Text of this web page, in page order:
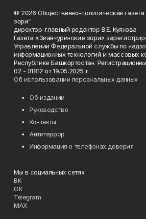
© 2026 Общественно-политическая газета
зори"
директор-главный редактор В.Е. Куянова
Газета «Зианчуринские зори»
Управлении Федеральной службы по
информационных технологий и массовых
Республике Башкортостан.
02 - 01812 от 19.05.2025 г.
Об использовании персональных данных
Об издании
Руководство
Контакты
Антитеррор
Информация о телефонах доверия
Мы в социальных сетях
ВК
ОК
Telegram
MAX